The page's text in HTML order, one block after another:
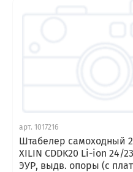
арт.1017216
Штабелер самоходный
XILIN CDDK20 Li-ion 24/
ЭУР, выдв. опоры (с